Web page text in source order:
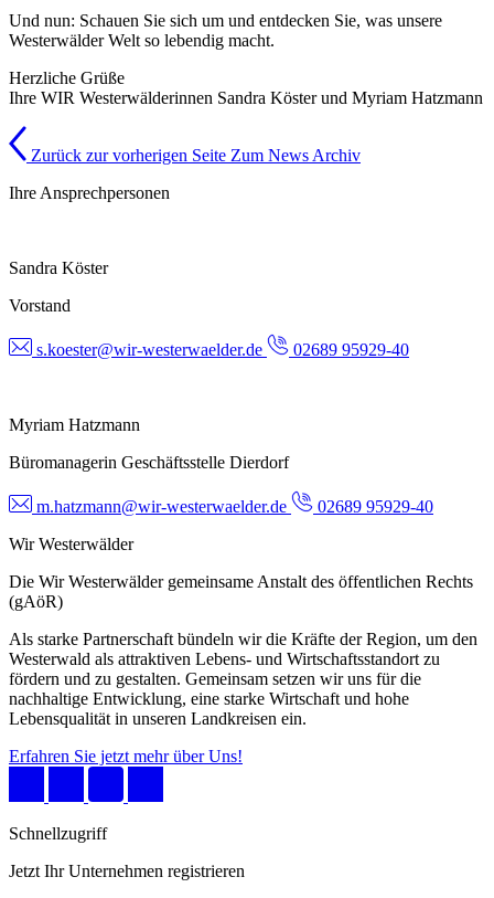
Und nun: Schauen Sie sich um und entdecken Sie, was unsere
Westerwälder Welt so lebendig macht.
Herzliche Grüße
Ihre WIR Westerwälderinnen Sandra Köster und Myriam Hatzmann
Zurück zur vorherigen Seite Zum News Archiv
Ihre Ansprechpersonen
Sandra Köster
Vorstand
s.koester@wir-westerwaelder.de 02689 95929-40
Myriam Hatzmann
Büromanagerin Geschäftsstelle Dierdorf
m.hatzmann@wir-westerwaelder.de
02689 95929-40
Wir Westerwälder
Die Wir Westerwälder gemeinsame Anstalt des öffentlichen Rechts
(gAöR)
Als starke Partnerschaft bündeln wir die Kräfte der Region, um den
Westerwald als attraktiven Lebens- und Wirtschaftsstandort zu
fördern und zu gestalten. Gemeinsam setzen wir uns für die
nachhaltige Entwicklung, eine starke Wirtschaft und hohe
Lebensqualität in unseren Landkreisen ein.
Erfahren Sie jetzt mehr über Uns!
Schnellzugriff
Jetzt Ihr Unternehmen registrieren